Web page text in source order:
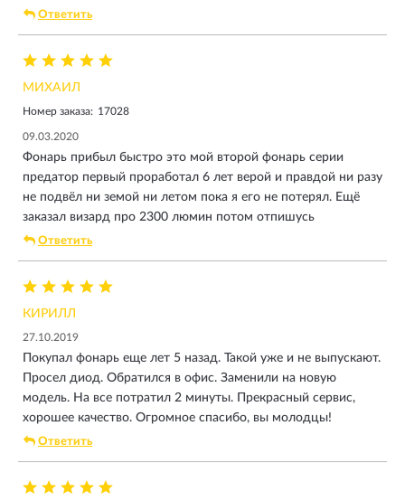
Ответить
МИХАИЛ
Номер заказа: 17028
09.03.2020
Фонарь прибыл быстро это мой второй фонарь серии
предатор первый проработал 6 лет верой и правдой ни разу
не подвёл ни земой ни летом пока я его не потерял. Ещё
заказал визард про 2300 люмин потом отпишусь
Ответить
КИРИЛЛ
27.10.2019
Покупал фонарь еще лет 5 назад. Такой уже и не выпускают.
Просел диод. Обратился в офис. Заменили на новую
модель. На все потратил 2 минуты. Прекрасный сервис,
хорошее качество. Огромное спасибо, вы молодцы!
Ответить